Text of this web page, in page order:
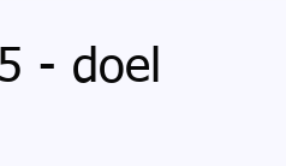
- doel